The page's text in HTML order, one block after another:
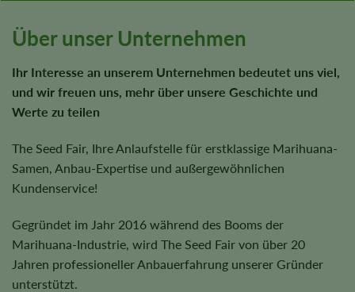
Über unser Unternehmen
Ihr Interesse an unserem Unternehmen bedeutet uns viel,
und wir freuen uns, mehr über unsere Geschichte und
Werte zu teilen
The Seed Fair, Ihre Anlaufstelle für erstklassige Marihuana-
Samen, Anbau-Expertise und außergewöhnlichen
Kundenservice!
Gegründet im Jahr 2016 während des Booms der
Marihuana-Industrie, wird The Seed Fair von über 20
Jahren professioneller Anbauerfahrung unserer Gründer
unterstützt.